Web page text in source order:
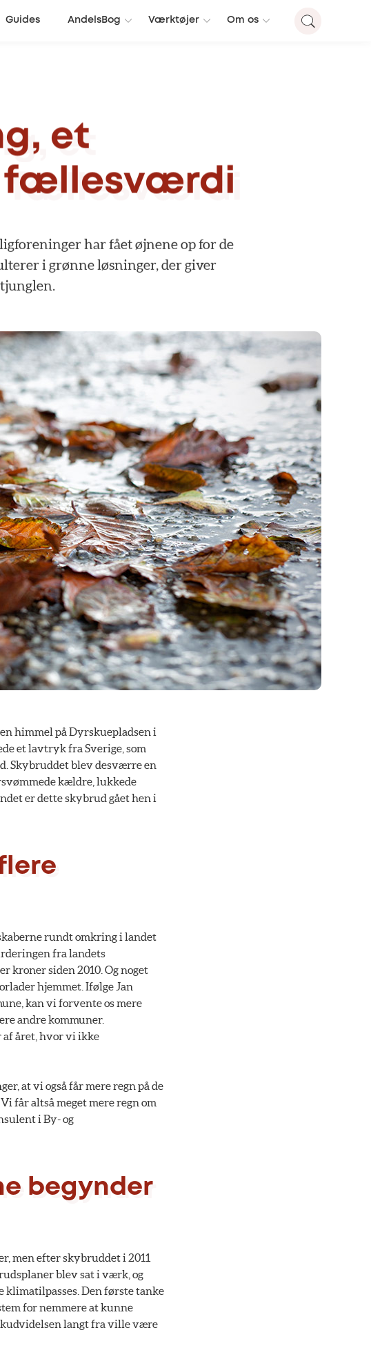
Guides AndelsBog Værktøjer Om os
et
fællesværdi
harfåetøjneneopforde
i grønne løsninger, der giver
himmel på Dyrskuepladsen i
et lavtryk fra Sverige, som
Skybruddet blev desværre en
kældre, lukkede
er dette skybrud gået hen i
rundt omkring i landet
fra landets
kroner siden 2010. Og noget
hjemmet. Ifølge Jan
kan vi forvente os mere
andre kommuner.
af året, hvor vi ikke
at vi også får mere regn på de
får altså meget mere regn om
i By- og
begynder
men efter skybruddet i 2011
blev sat i værk, og
klimatilpasses. Den første tanke
for nemmere at kunne
langt fra ville være